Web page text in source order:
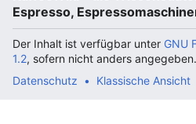
Espresso,
Der Inhalt ist verfügbar unter GNU
1.2, sofern nicht anders angegeben.
Datenschutz
Klassische Ansicht